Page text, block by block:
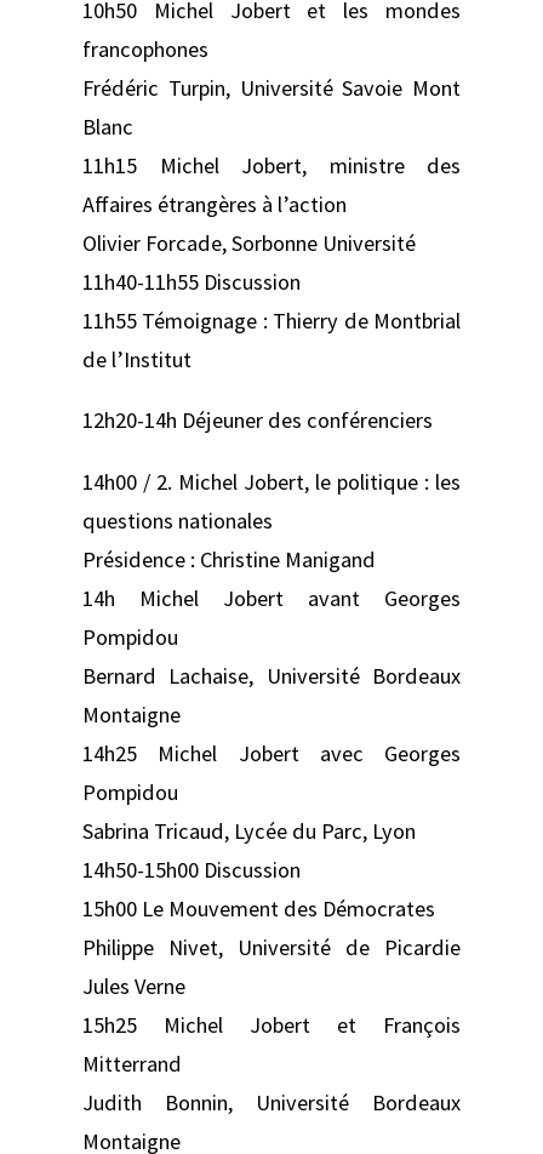
10h50 Michel Jobert et les mondes
francophones
Frédéric Turpin, Université Savoie Mont
Blanc
11h15 Michel Jobert, ministre des
Affaires étrangères à l’action
Olivier Forcade, Sorbonne Université
11h40-11h55 Discussion
11h55 Témoignage : Thierry de Montbrial
de l’Institut
12h20-14h Déjeuner des conférenciers
14h00 / 2. Michel Jobert, le politique : les
questions nationales
Présidence : Christine Manigand
14h Michel Jobert avant Georges
Pompidou
Bernard Lachaise, Université Bordeaux
Montaigne
14h25 Michel Jobert avec Georges
Pompidou
Sabrina Tricaud, Lycée du Parc, Lyon
14h50-15h00 Discussion
15h00 Le Mouvement des Démocrates
Philippe Nivet, Université de Picardie
Jules Verne
15h25 Michel Jobert et François
Mitterrand
Judith Bonnin, Université Bordeaux
Montaigne